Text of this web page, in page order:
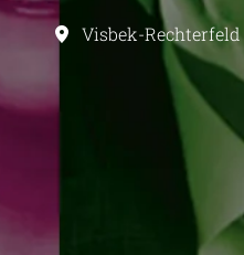
Visbek-Rechterfeld